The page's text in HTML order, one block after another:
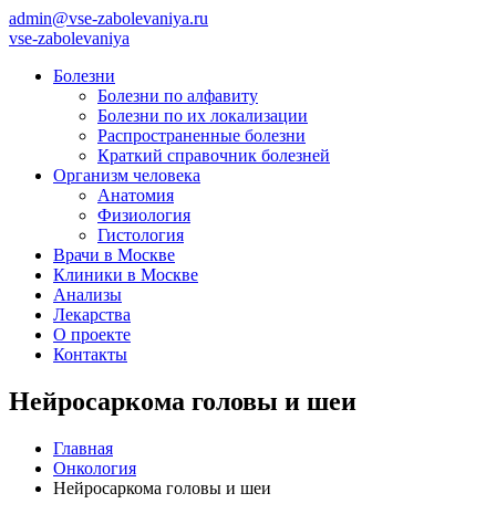
admin@vse-zabolevaniya.ru
vse-zabolevaniya
Болезни
Болезни по алфавиту
Болезни по их локализации
Распространенные болезни
Краткий справочник болезней
Организм человека
Анатомия
Физиология
Гистология
Врачи в Москве
Клиники в Москве
Анализы
Лекарства
О проекте
Контакты
Нейросаркома головы и шеи
Главная
Онкология
Нейросаркома головы и шеи